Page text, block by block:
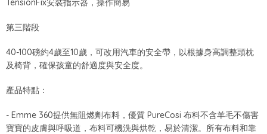
TensionFix安裝指示器，操作簡易
第三階段
40-100磅約4歲至10歲，可改用汽車的安全帶，以根據身高調整頭枕
及椅背，確保孩童的舒適度與安全度。
產品特點：
- Emme 360提供無阻燃劑布料，優質 PureCosi 布料不含羊毛不傷害
寶寶的皮膚與呼吸道，布料可機洗與烘乾，易於清潔。所有布料和靠